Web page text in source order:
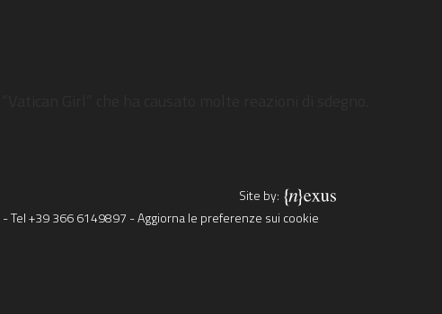
Site by:
- Tel+39 366 6149897 -Aggiorna le preferenze sui cookie